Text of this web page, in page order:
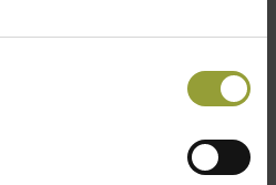
per celebrare la città
delle Fiere di Parma